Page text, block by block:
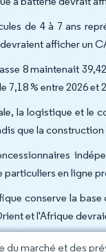
de 4 à 7 ans
afficher un
8 maintenait
7,18 % entre 2026 et
la logistique et le
que la
en ligne
conserve la
et l'Afrique
du marché et des